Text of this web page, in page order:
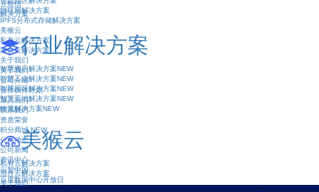
云短信
解决方案
行业解决方案
智慧酒店解决方案NEW
智慧工业解决方案NEW
智慧园区解决方案NEW
智慧工地解决方案NEW
物流解决方案NEW
美猴云
私有云解决方案
混合云解决方案
关于我们
物联网解决方案
IPFS分布式存储解决方案
美猴云
私有云解决方案
混合云解决方案
关于我们
关于我们
公司介绍
合作伙伴计划
加入我们
联系我们
资质荣誉
积分商城NEW
公司动态
公司新闻
资讯中心
云智中国
百度数据中心开放日